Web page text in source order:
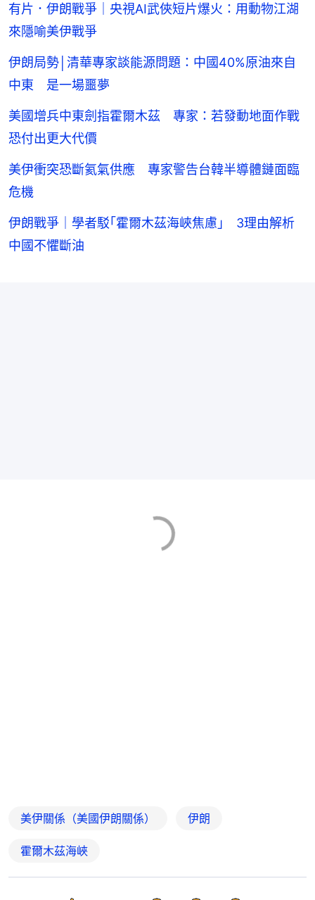
有片．伊朗戰爭｜央視AI武俠短片爆火：用動物江湖
來隱喻美伊戰爭
伊朗局勢│清華專家談能源問題：中國40%原油來自
中東 是一場噩夢
美國增兵中東劍指霍爾木茲 專家：若發動地面作戰
恐付出更大代價
美伊衝突恐斷氦氣供應 專家警告台韓半導體鏈面臨
危機
伊朗戰爭｜學者駁｢霍爾木茲海峽焦慮｣ 3理由解析
中國不懼斷油
美伊關係（美國伊朗關係） 伊朗
霍爾木茲海峽